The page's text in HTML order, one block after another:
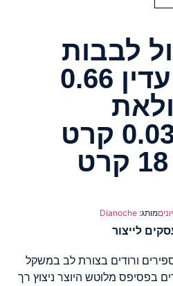
לבבות
ספיר ורוד עדין 0.66
יהלומים 0.030 קרט
בזהב ורוד 18 קרט
מותג: Dianoche
ורודים בצורת לב במשקל
המסודרים בפסיפס מלוטש היוצר ניצוץ רך